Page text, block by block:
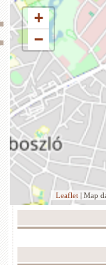
+
−
Leaflet | Map